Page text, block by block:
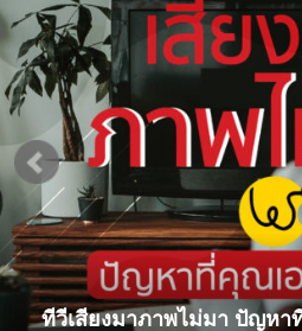
ทีวีเสียงมาภาพไม่มา ปัญหา